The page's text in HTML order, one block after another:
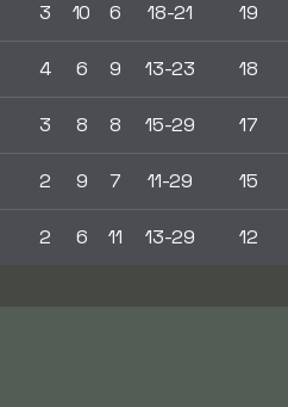
3 10 6 18-21 19
4 6 9 13-23 18
3 8 8 15-29 17
2 9 7 11-29 15
2 6 11 13-29 12